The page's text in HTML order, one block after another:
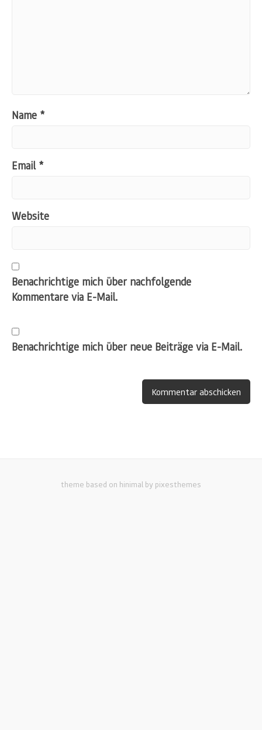
Name *
Email *
Website
Benachrichtige mich über nachfolgende
Kommentare via E-Mail.
Benachrichtige mich über neue Beiträge via E-Mail.
theme based on hinimal by pixesthemes